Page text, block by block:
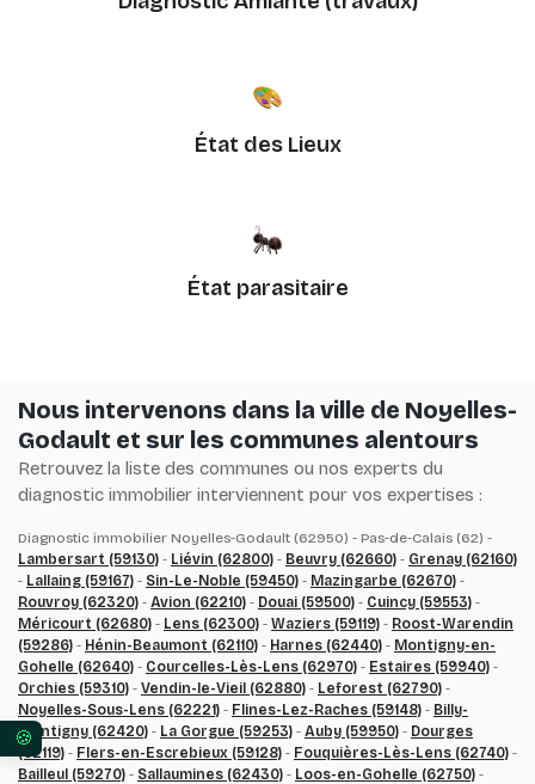
État des Lieux
État parasitaire
Nous intervenons dans la ville de Noyelles-
Godault et sur les communes alentours
Retrouvez la liste des communes ou nos experts du
diagnostic immobilier interviennent pour vos expertises :
Diagnostic immobilier Noyelles-Godault (62950) - Pas-de-Calais (62) -
Lambersart (59130) - Liévin (62800) - Beuvry (62660) - Grenay (62160)
- Lallaing (59167) - Sin-Le-Noble (59450) - Mazingarbe (62670) -
Rouvroy (62320) - Avion (62210) - Douai (59500) - Cuincy (59553) -
Méricourt (62680) - Lens (62300) - Waziers (59119) - Roost-Warendin
(59286) - Hénin-Beaumont (62110) - Harnes (62440) - Montigny-en-
Gohelle (62640) - Courcelles-Lès-Lens (62970) - Estaires (59940) -
Orchies (59310) - Vendin-le-Vieil (62880) - Leforest (62790) -
Noyelles-Sous-Lens (62221) - Flines-Lez-Raches (59148) - Billy-
Montigny (62420) - La Gorgue (59253) - Auby (59950) - Dourges
(62119) - Flers-en-Escrebieux (59128) - Fouquières-Lès-Lens (62740) -
Bailleul (59270) - Sallaumines (62430) - Loos-en-Gohelle (62750) -
Vos préférences en matière de consentement